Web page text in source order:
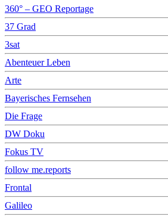
360° – GEO Reportage
37 Grad
3sat
Abenteuer Leben
Arte
Bayerisches Fernsehen
Die Frage
DW Doku
Fokus TV
follow me.reports
Frontal
Galileo